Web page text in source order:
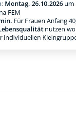
Montag, 26.10.2026 um
FEM
Für Frauen Anfang
nutzen
individuellen